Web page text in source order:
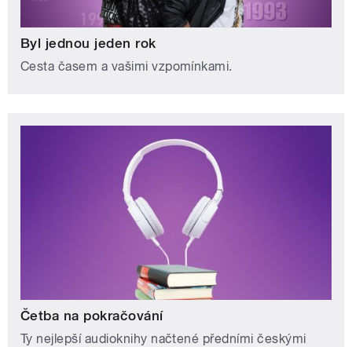
Byl jednou jeden rok
Cesta časem a vašimi vzpomínkami.
Četba na pokračování
Ty nejlepší audioknihy načtené předními českými